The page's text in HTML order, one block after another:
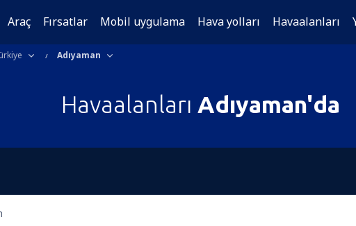
Araç Fırsatlar Mobil uygulama Hava yolları Havaalanları
Adıyaman
Havaalanları Adıyaman'da